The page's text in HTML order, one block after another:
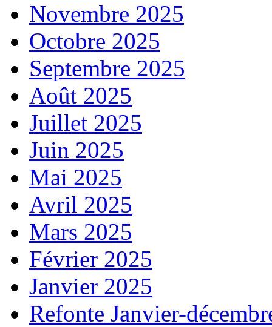
Novembre 2025
Octobre 2025
Septembre 2025
Août 2025
Juillet 2025
Juin 2025
Mai 2025
Avril 2025
Mars 2025
Février 2025
Janvier 2025
Refonte Janvier-